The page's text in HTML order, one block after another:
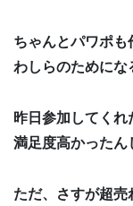
ちゃんとパワポも
わしらのためにな
昨日参加してくれ
満足度高かったん
ただ、さすが超売